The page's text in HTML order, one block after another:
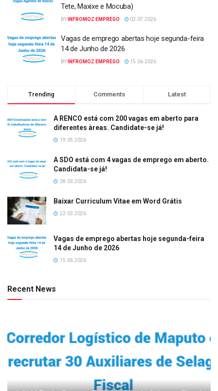
Tete, Maxixe e Mocuba)
BY INFROMOZ EMPREGO 02.07.2026
Vagas de emprego abertas hoje segunda-feira
14 de Junho de 2026
BY INFROMOZ EMPREGO 15.06.2026
Trending Comments Latest
A RENCO está com 200 vagas em aberto para
diferentes àreas. Candidate-se já!
19.05.2026
A SDO está com 4 vagas de emprego em aberto.
Candidata-se já!
28.03.2026
Baixar Curriculum Vitae em Word Grátis
22.03.2026
Vagas de emprego abertas hoje segunda-feira
14 de Junho de 2026
15.06.2026
Recent News